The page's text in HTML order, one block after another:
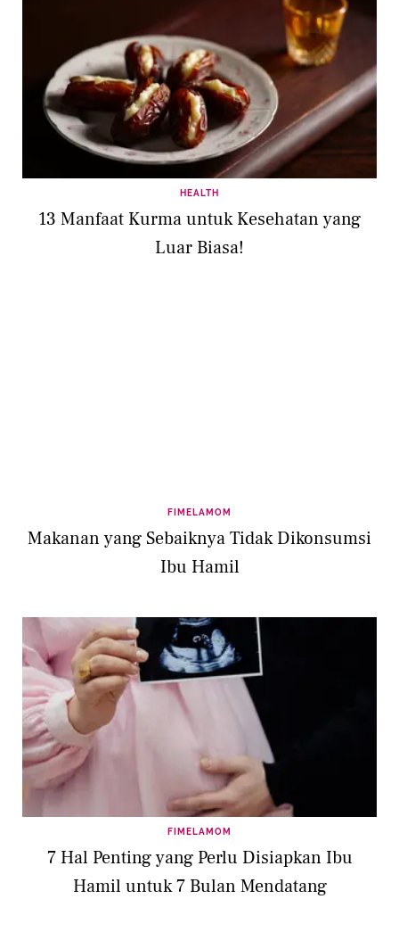
HEALTH
13 Manfaat Kurma untuk Kesehatan yang
Luar Biasa!
FIMELAMOM
Makanan yang Sebaiknya Tidak Dikonsumsi
Ibu Hamil
FIMELAMOM
7 Hal Penting yang Perlu Disiapkan Ibu
Hamil untuk 7 Bulan Mendatang